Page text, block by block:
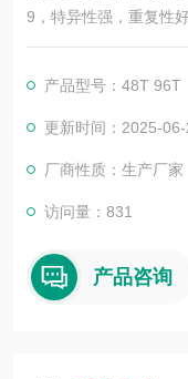
9，特异性强，重复性
否，靠的不仅是广告
有技术指导，是各大
产品型号：48T 96T
更新时间：2025-06-
厂商性质：生产厂家
访问量：831
产品咨询